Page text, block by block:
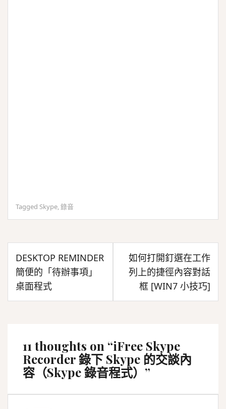
Tagged Skype,錄音
文
章
導
覽
DESKTOP REMINDER
簡便的「待辦事項」
桌面程式
如何打開釘選在工作
列上的捷徑內容對話
框 [WIN7 小技巧]
11 thoughts on “iFree Skype
Recorder 錄下 Skype 的交談內
容（Skype 錄音程式） ”